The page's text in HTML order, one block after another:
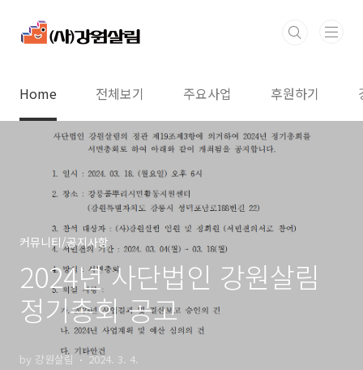
Home 전체보기 주요사업 후원하기
커뮤니티/공지사항
2024년 사단법인 강원살림
정기총회 공고
by 강원살림 2024. 3. 4.